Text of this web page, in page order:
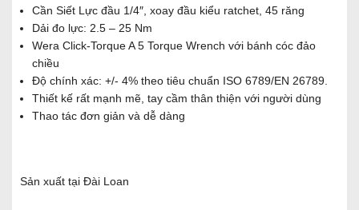
Cần Siết Lực đầu 1/4″, xoay đầu kiểu ratchet, 45 răng
Dải đo lực: 2.5 – 25 Nm
Wera Click-Torque A 5 Torque Wrench với bánh cóc đảo
chiều
Độ chính xác: +/- 4% theo tiêu chuẩn ISO 6789/EN 26789.
Thiết kế rất mạnh mẽ, tay cầm thân thiện với người dùng
Thao tác đơn giản và dễ dàng
Sản xuất tại Đài Loan